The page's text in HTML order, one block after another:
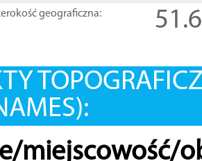
geograficzna:
miejscowość/